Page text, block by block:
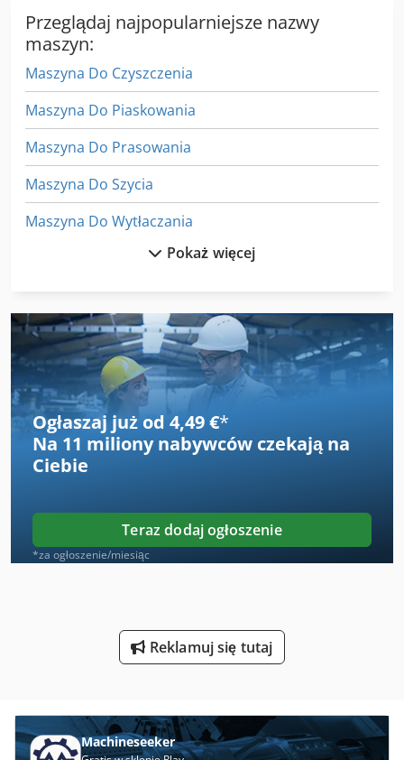
Przeglądaj najpopularniejsze nazwy
maszyn:
Maszyna Do Czyszczenia
Maszyna Do Piaskowania
Maszyna Do Prasowania
Maszyna Do Szycia
Maszyna Do Wytłaczania
Maszyny Do Czyszczenia
Maszyny Do Napełniania
Maszyny Do Napełniania Dawki
Maszyny Do Oklejania
Maszyny Do Piaskowania
Maszyny Do Spawania
Maszyny Do Szycia Przemysłowe
Maszyny Do Wycinania
Sprzęt Do Piaskowania
Urządzenia Do Gotowania
Pokaż więcej
Ogłaszaj już od 4,49 €*
Na 11 miliony nabywców czekają na
Ciebie
Teraz dodaj ogłoszenie
*za ogłoszenie/miesiąc
Reklamuj się tutaj
Machineseeker